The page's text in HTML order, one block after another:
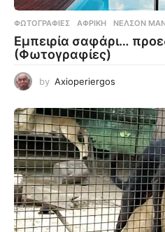
ΦΩΤΟΓΡΑΦΊΕΣ ΑΦΡΙΚΉ ,ΝΈΛΣΟΝ
Εμπειρία σαφάρι…
(Φωτογραφίες)
by Axioperiergos